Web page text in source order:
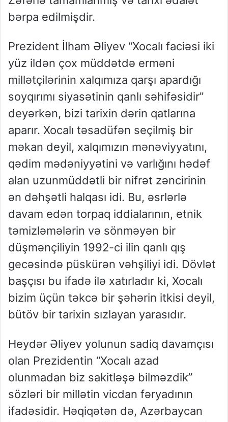
bərpa edilmişdir.
Prezident İlham Əliyev “Xocalı faciəsi iki
yüz ildən çox müddətdə erməni
millətçilərinin xalqımıza qarşı apardığı
soyqırımı siyasətinin qanlı səhifəsidir”
deyərkən, bizi tarixin dərin qatlarına
aparır. Xocalı təsadüfən seçilmiş bir
məkan deyil, xalqımızın mənəviyyatını,
qədim mədəniyyətini və varlığını hədəf
alan uzunmüddətli bir nifrət zəncirinin
ən dəhşətli halqası idi. Bu, əsrlərlə
davam edən torpaq iddialarının, etnik
təmizləmələrin və sönməyən bir
düşmənçiliyin 1992-ci ilin qanlı qış
gecəsində püskürən vəhşiliyi idi. Dövlət
başçısı bu ifadə ilə xatırladır ki, Xocalı
bizim üçün təkcə bir şəhərin itkisi deyil,
bütöv bir tarixin sızlayan yarasıdır.
Heydər Əliyev yolunun sadiq davamçısı
olan Prezidentin “Xocalı azad
olunmadan biz sakitləşə bilməzdik”
sözləri bir millətin vicdan fəryadının
ifadəsidir. Həqiqətən də, Azərbaycan